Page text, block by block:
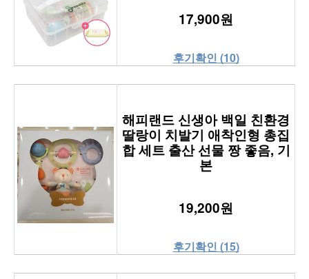
17,900원
후기확인 (10)
해피랜드 신생아 백일 친환경
딸랑이 치발기 애착인형 총집
합 세트 출산 선물 짱 좋음, 기
본
19,200원
후기확인 (15)